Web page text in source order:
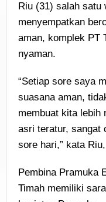
Riu (31) salah satu
menyempatkan
aman, komplek PT
nyaman.
“Setiap sore saya
suasana aman,
membuat kita lebih
asri teratur, sangat
sore hari,” kata
Pembina Pramuka
Timah memiliki